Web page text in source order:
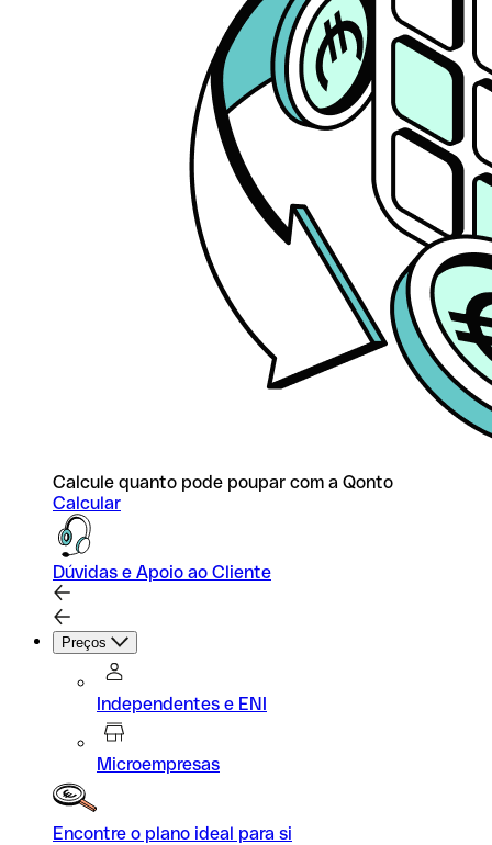
Calcule quanto pode poupar com a Qonto
Calcular
Dúvidas e Apoio ao Cliente
Preços
Independentes e ENI
Microempresas
Encontre o plano ideal para si